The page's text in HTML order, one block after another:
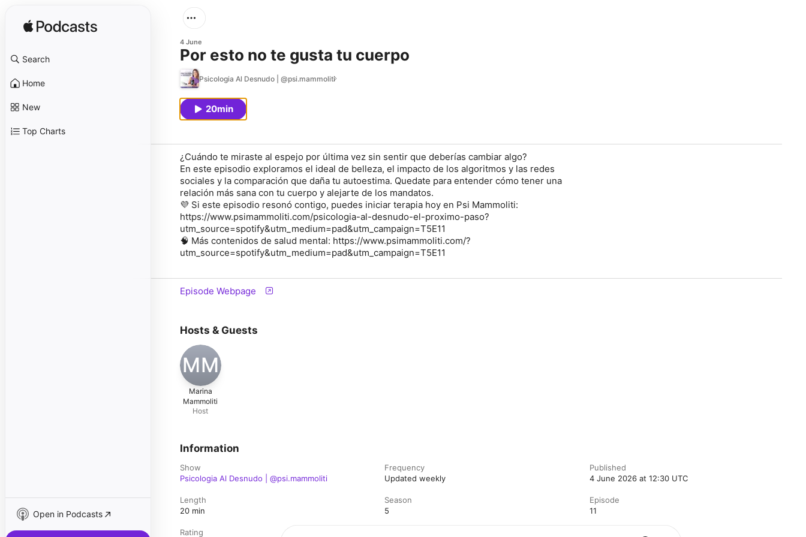
Search
Home
New
Top Charts
Open in Podcasts
4 June
Por esto no te gusta tu cuerpo
Psicologia Al Desnudo | @psi.mammoliti
20min
¿Cuándo te miraste al espejo por última vez sin sentir que deberías cambiar algo?
En este episodio exploramos el ideal de belleza, el impacto de los algoritmos y las redes
sociales y la comparación que daña tu autoestima. Quedate para entender cómo tener una
relación más sana con tu cuerpo y alejarte de los mandatos.
💜 Si este episodio resonó contigo, puedes iniciar terapia hoy en Psi Mammoliti:
https://www.psimammoliti.com/psicologia-al-desnudo-el-proximo-paso?
utm_source=spotify&utm_medium=pad&utm_campaign=T5E11
🧠 Más contenidos de salud mental: https://www.psimammoliti.com/?
utm_source=spotify&utm_medium=pad&utm_campaign=T5E11
Episode Webpage
Hosts & Guests
MM
Marina
Mammoliti
Host
Information
Show
Psicologia Al Desnudo | @psi.mammoliti
Frequency
Updated weekly
Published
4 June 2026 at 12:30 UTC
Length
20 min
Season
5
Episode
11
Rating